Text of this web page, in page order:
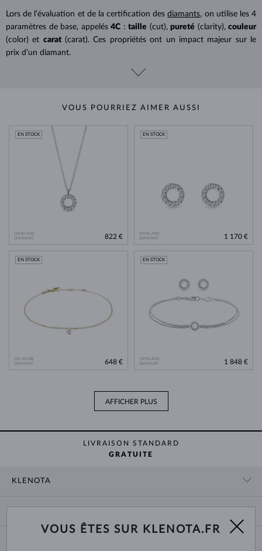
Lors de l’évaluation et de la certification desdiamants, on utilise les 4
paramètres de base, appelés 4C : taille (cut), pureté (clarity), couleur
(color) et carat (carat). Ces propriétés ont un impact majeur sur le
prix d’un diamant.
VOUS POURRIEZ AIMER AUSSI
OR BLANC
DIAMANT
EN STOCK
822 €
OR BLANC
DIAMANT
EN STOCK
1 170 €
OR JAUNE
DIAMANT
EN STOCK
648 €
OR BLANC
DIAMANT
EN STOCK
1 848 €
AFFICHER PLUS
LIVRAISON STANDARD
GRATUITE
KLENOTA
NOUS CONNAÎTRE
LIVRAISON ET PAIEMENT
VOUS ÊTES SUR KLENOTA.FR